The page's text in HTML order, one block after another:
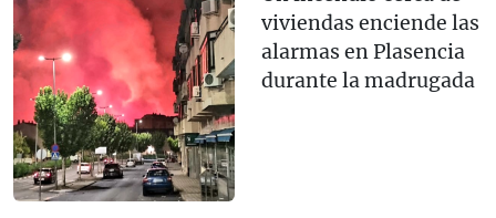
viviendas enciende las
alarmas en Plasencia
durante la madrugada